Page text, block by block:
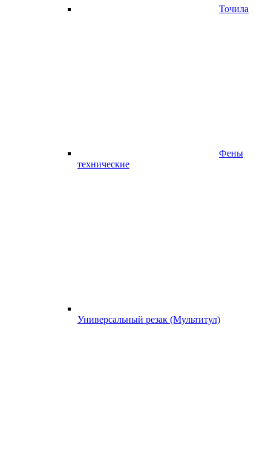
Точила
Фены
технические
Универсальный резак (Мультитул)